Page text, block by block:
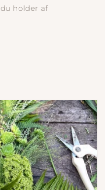
holder af